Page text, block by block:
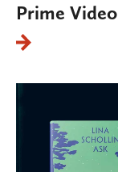
Prime Video